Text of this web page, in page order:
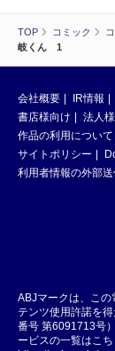
TOP コミック
岐くん 1
会社概要 IR情報
書店様向け
法人
作品の利用について
サイトポリシー
利用者情報の外部
ABJマークは、こ
テンツ使用許諾を
番号 第6091713号
ービスの一覧はこち